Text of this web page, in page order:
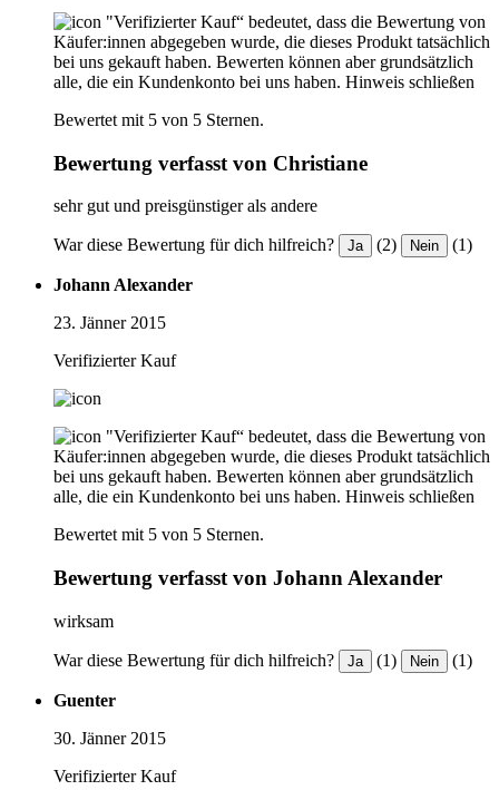
"Verifizierter Kauf“ bedeutet, dass die Bewertung von
Käufer:innen abgegeben wurde, die dieses Produkt tatsächlich
bei uns gekauft haben. Bewerten können aber grundsätzlich
alle, die ein Kundenkonto bei uns haben. Hinweis schließen
Bewertet mit 5 von 5 Sternen.
Bewertung verfasst von Christiane
sehr gut und preisgünstiger als andere
War diese Bewertung für dich hilfreich? Ja (2) Nein (1)
Johann Alexander
23. Jänner 2015
Verifizierter Kauf
"Verifizierter Kauf“ bedeutet, dass die Bewertung von
Käufer:innen abgegeben wurde, die dieses Produkt tatsächlich
bei uns gekauft haben. Bewerten können aber grundsätzlich
alle, die ein Kundenkonto bei uns haben. Hinweis schließen
Bewertet mit 5 von 5 Sternen.
Bewertung verfasst von Johann Alexander
wirksam
War diese Bewertung für dich hilfreich? Ja (1) Nein (1)
Guenter
30. Jänner 2015
Verifizierter Kauf